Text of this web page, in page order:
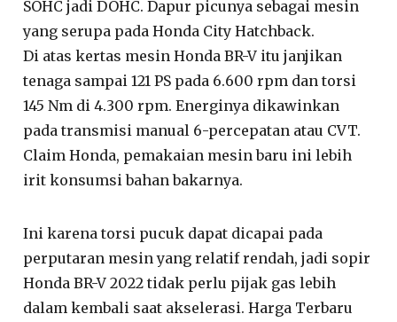
SOHC jadi DOHC. Dapur picunya sebagai mesin
yang serupa pada Honda City Hatchback.
Di atas kertas mesin Honda BR-V itu janjikan
tenaga sampai 121 PS pada 6.600 rpm dan torsi
145 Nm di 4.300 rpm. Energinya dikawinkan
pada transmisi manual 6-percepatan atau CVT.
Claim Honda, pemakaian mesin baru ini lebih
irit konsumsi bahan bakarnya.
Ini karena torsi pucuk dapat dicapai pada
perputaran mesin yang relatif rendah, jadi sopir
Honda BR-V 2022 tidak perlu pijak gas lebih
dalam kembali saat akselerasi. Harga Terbaru